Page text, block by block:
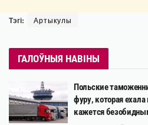
Тэгі: Артыкулы
ГАЛОЎНЫЯ НАВІНЫ
Польские
фуру, которая ехала
кажется